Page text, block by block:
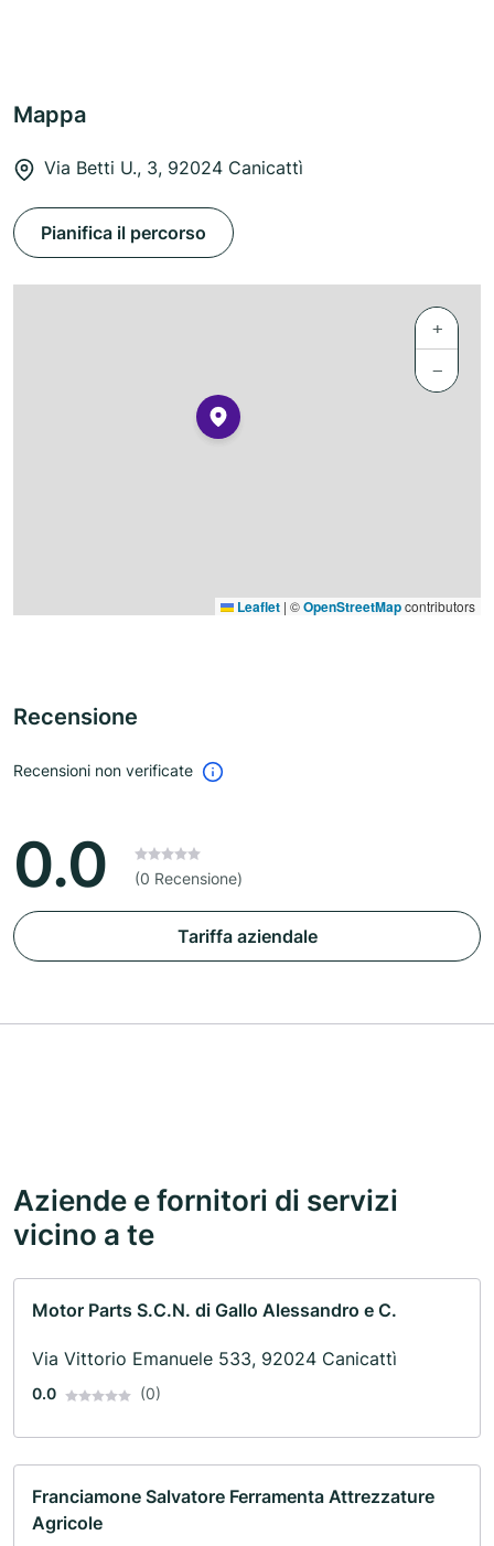
Mappa
Via Betti U., 3, 92024 Canicattì
Pianifica il percorso
+
−
Leaflet | ©OpenStreetMapcontributors
Recensione
Recensioni non verificate
0.0 (0 Recensione)
Tariffa aziendale
Aziende e fornitori di servizi
vicino a te
Motor Parts S.C.N. di Gallo Alessandro e C.
Via Vittorio Emanuele 533, 92024 Canicattì
0.0 (0)
Franciamone Salvatore Ferramenta Attrezzature
Agricole